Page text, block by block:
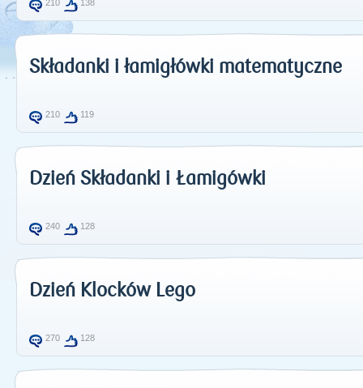
210 138
Składanki i łamigłówki matematyczne
210 119
Dzień Składanki i Łamigówki
240 128
Dzień Klocków Lego
270 128